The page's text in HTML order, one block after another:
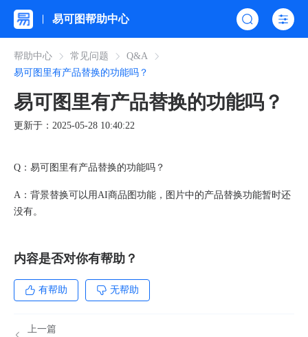
易可图帮助中心
帮助中心 常见问题
Q&A
易可图里有产品替换的功能吗？
易可图里有产品替换的功能吗？
更新于：2025-05-28 10:40:22
Q：易可图里有产品替换的功能吗？
A： 背景替换可以用AI商品图功能，图片中的产品替换功能暂时还
没有。
内容是否对你有帮助？
有帮助 无帮助
上一篇